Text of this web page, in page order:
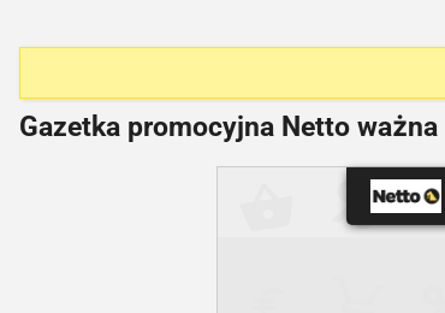
Gazetka promocyjna Netto ważna